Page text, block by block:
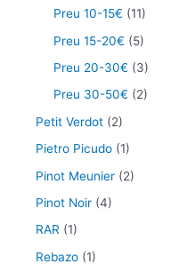
Preu 10-15€ (11)
Preu 15-20€ (5)
Preu 20-30€ (3)
Preu 30-50€ (2)
Petit Verdot (2)
Pietro Picudo (1)
Pinot Meunier (2)
Pinot Noir (4)
RAR (1)
Rebazo (1)